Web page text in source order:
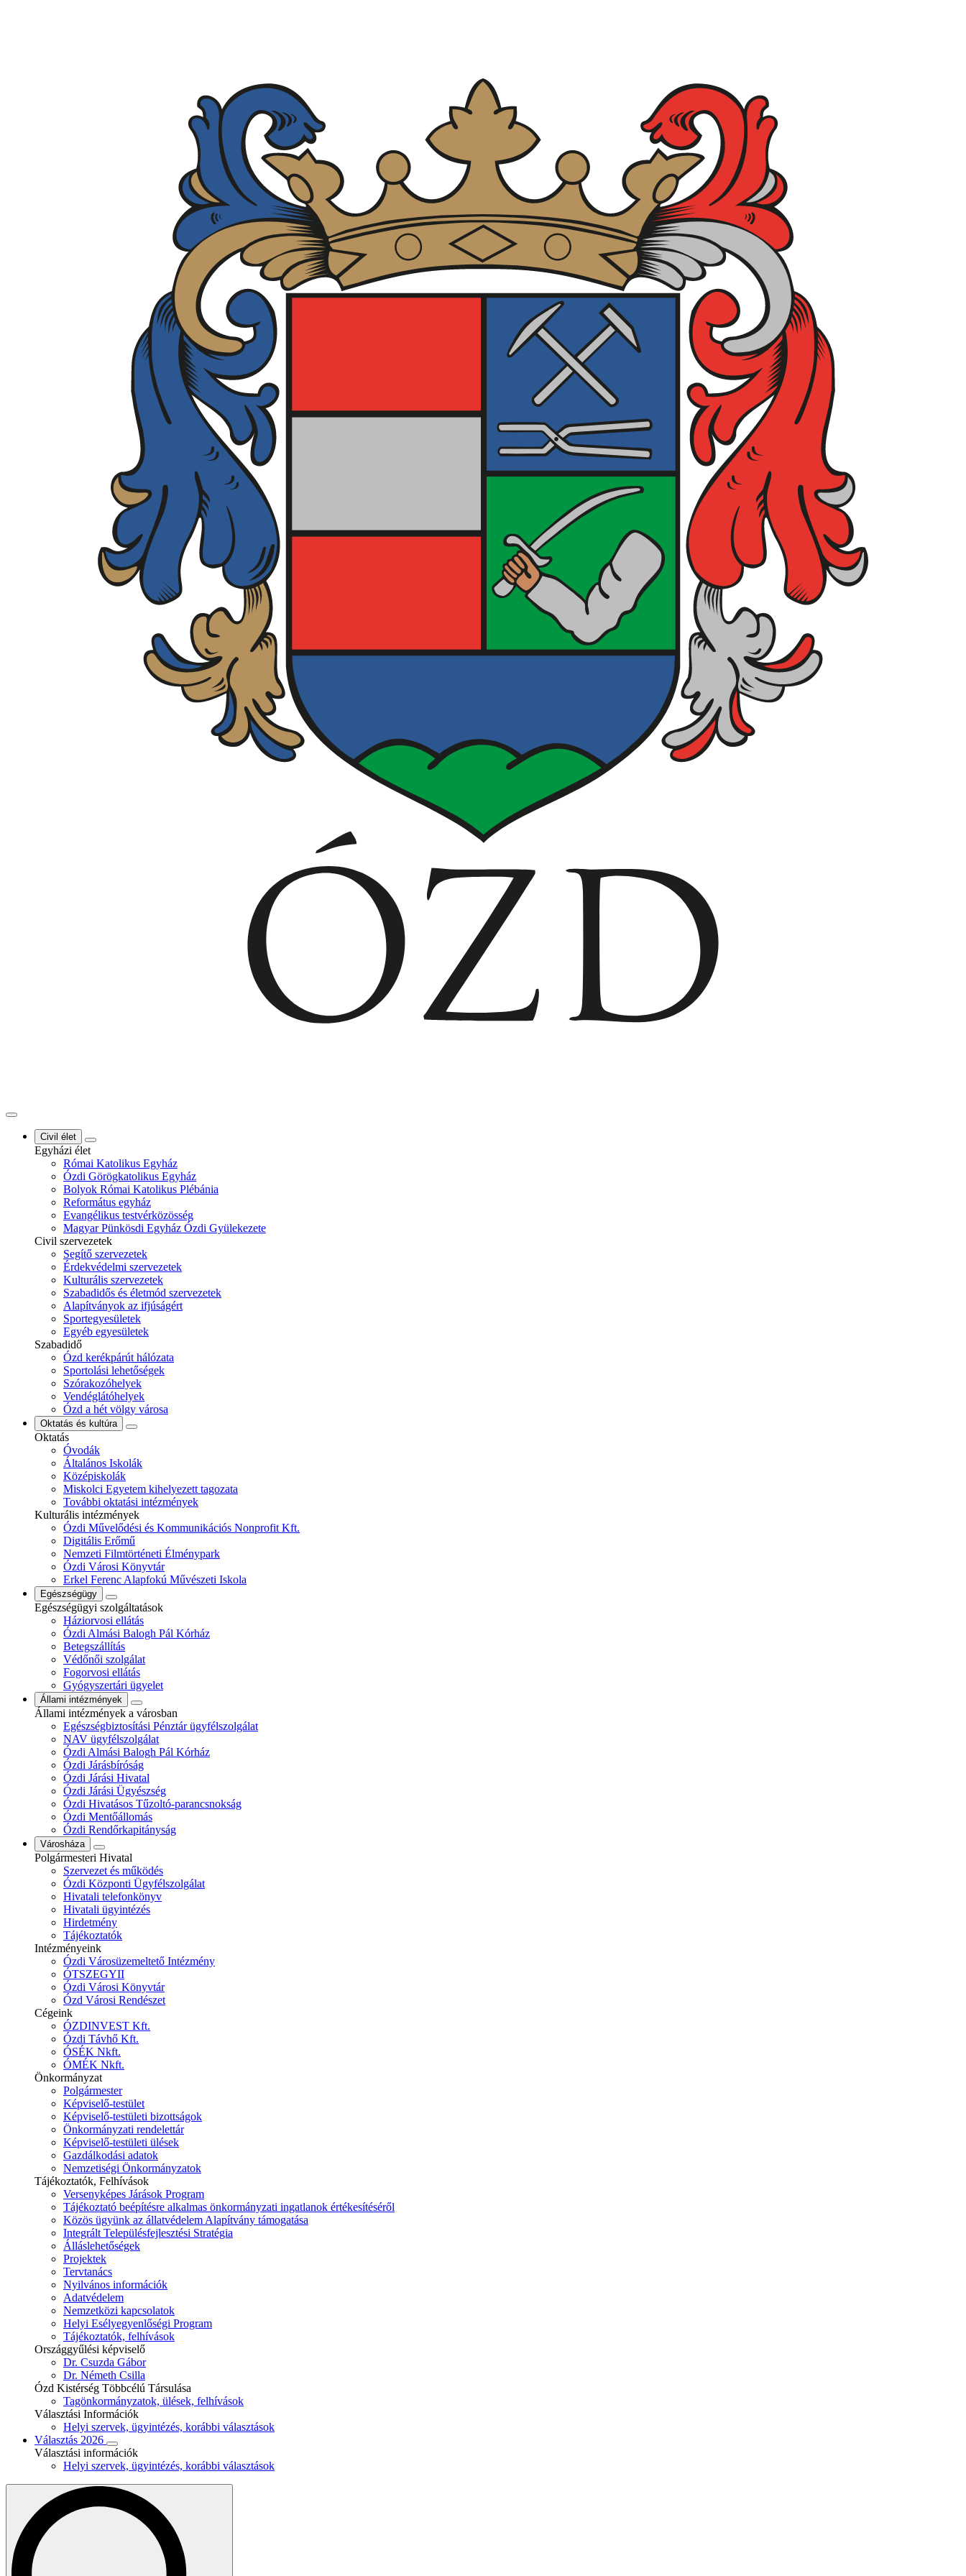
Civil élet
Egyházi élet
Római Katolikus Egyház
Ózdi Görögkatolikus Egyház
Bolyok Római Katolikus Plébánia
Református egyház
Evangélikus testvérközösség
Magyar Pünkösdi Egyház Ózdi Gyülekezete
Civil szervezetek
Segítő szervezetek
Érdekvédelmi szervezetek
Kulturális szervezetek
Szabadidős és életmód szervezetek
Alapítványok az ifjúságért
Sportegyesületek
Egyéb egyesületek
Szabadidő
Ózd kerékpárút hálózata
Sportolási lehetőségek
Szórakozóhelyek
Vendéglátóhelyek
Ózd a hét völgy városa
Oktatás és kultúra
Oktatás
Óvodák
Általános Iskolák
Középiskolák
Miskolci Egyetem kihelyezett tagozata
További oktatási intézmények
Kulturális intézmények
Ózdi Művelődési és Kommunikációs Nonprofit Kft.
Digitális Erőmű
Nemzeti Filmtörténeti Élménypark
Ózdi Városi Könyvtár
Erkel Ferenc Alapfokú Művészeti Iskola
Egészségügy
Egészségügyi szolgáltatások
Háziorvosi ellátás
Ózdi Almási Balogh Pál Kórház
Betegszállítás
Védőnői szolgálat
Fogorvosi ellátás
Gyógyszertári ügyelet
Állami intézmények
Állami intézmények a városban
Egészségbiztosítási Pénztár ügyfélszolgálat
NAV ügyfélszolgálat
Ózdi Almási Balogh Pál Kórház
Ózdi Járásbíróság
Ózdi Járási Hivatal
Ózdi Járási Ügyészség
Ózdi Hivatásos Tűzoltó-parancsnokság
Ózdi Mentőállomás
Ózdi Rendőrkapitányság
Városháza
Polgármesteri Hivatal
Szervezet és működés
Ózdi Központi Ügyfélszolgálat
Hivatali telefonkönyv
Hivatali ügyintézés
Hirdetmény
Tájékoztatók
Intézményeink
Ózdi Városüzemeltető Intézmény
ÓTSZEGYII
Ózdi Városi Könyvtár
Ózd Városi Rendészet
Cégeink
ÓZDINVEST Kft.
Ózdi Távhő Kft.
ÓSÉK Nkft.
ÓMÉK Nkft.
Önkormányzat
Polgármester
Képviselő-testület
Képviselő-testületi bizottságok
Önkormányzati rendelettár
Képviselő-testületi ülések
Gazdálkodási adatok
Nemzetiségi Önkormányzatok
Tájékoztatók, Felhívások
Versenyképes Járások Program
Tájékoztató beépítésre alkalmas önkormányzati ingatlanok értékesítéséről
Közös ügyünk az állatvédelem Alapítvány támogatása
Integrált Településfejlesztési Stratégia
Álláslehetőségek
Projektek
Tervtanács
Nyilvános információk
Adatvédelem
Nemzetközi kapcsolatok
Helyi Esélyegyenlőségi Program
Tájékoztatók, felhívások
Országgyűlési képviselő
Dr. Csuzda Gábor
Dr. Németh Csilla
Ózd Kistérség Többcélú Társulása
Tagönkormányzatok, ülések, felhívások
Választási Információk
Helyi szervek, ügyintézés, korábbi választások
Választás 2026
Választási információk
Helyi szervek, ügyintézés, korábbi választások